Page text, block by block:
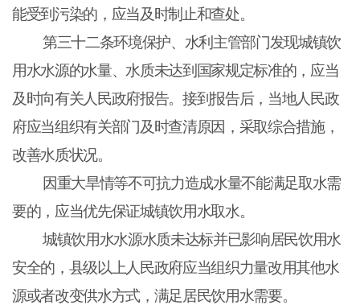
能受到污染的，应当及时制止和查处。
第三十二条环境保护、水利主管部门发现城镇饮
用水水源的水量、水质未达到国家规定标准的，应当
及时向有关人民政府报告。接到报告后，当地人民政
府应当组织有关部门及时查清原因，采取综合措施，
改善水质状况。
因重大旱情等不可抗力造成水量不能满足取水需
要的，应当优先保证城镇饮用水取水。
城镇饮用水水源水质未达标并已影响居民饮用水
安全的，县级以上人民政府应当组织力量改用其他水
源或者改变供水方式，满足居民饮用水需要。